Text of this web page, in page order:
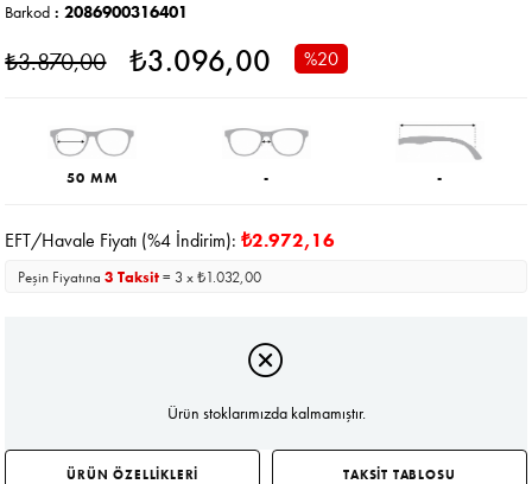
Barkod : 2086900316401
₺3.870,00 ₺3.096,00 %20
50 MM - -
EFT/Havale Fiyatı (%4 İndirim):₺2.972,16
Peşin Fiyatına3 Taksit= 3 x ₺1.032,00
Ürün stoklarımızda kalmamıştır.
ÜRÜN ÖZELLİKLERİ TAKSİT TABLOSU